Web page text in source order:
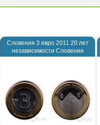
Словения 3 евро 2011 20 лет
независимости Словении